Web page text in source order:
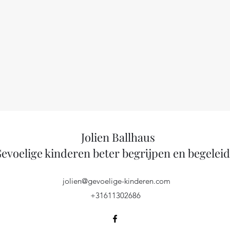
Jolien Ballhaus
kinderen beter begrijpen en
jolien@gevoelige-kinderen.com
+31611302686